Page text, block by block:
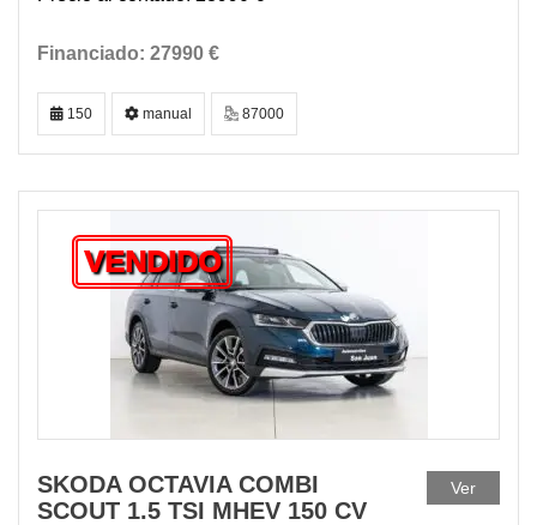
27990 €
150 manual 87000
VENDIDO
SKODA OCTAVIA COMBI
SCOUT 1.5 TSI MHEV 150 CV
Ver